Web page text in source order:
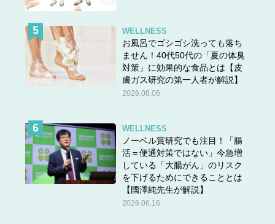
WELLNESS
お風呂でゴシゴシ洗っても落ち
ません！40代50代の「夏の体臭
対策」に効果的な食品とは【皮
膚ガス研究の第一人者が解説】
2026.08.06
WELLNESS
ノーベル賞研究でも注目！「腸
活＝便通対策ではない」今急増
している「大腸がん」のリスク
を下げるためにできることとは
【國澤純先生が解説】
2026.06.16